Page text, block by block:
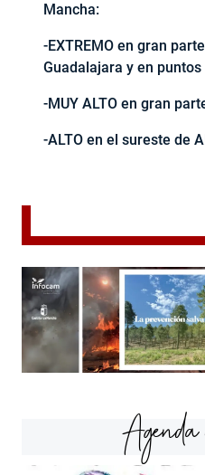
Mancha:
-EXTREMO en gran
Guadalajara y en puntos
-MUY ALTO en gran
-ALTO en el sureste de